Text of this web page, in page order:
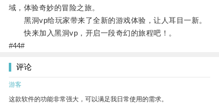
域，体验奇妙的冒险之旅。
黑洞vp给玩家带来了全新的游戏体验，让人耳目一新。
快来加入黑洞vp，开启一段奇幻的旅程吧！。
#44#
评论
游客
这款软件的功能非常强大，可以满足我日常使用的需求。